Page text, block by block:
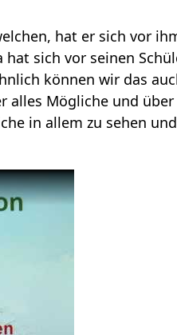
hat er sich vor
hat sich vor seinen
können wir das
Mögliche und
in allem zu sehen